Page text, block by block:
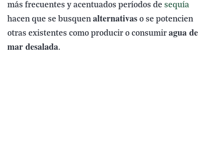
más frecuentes y acentuados períodos de sequía
hacen que se busquen alternativas o se potencien
otras existentes como producir o consumir agua de
mar desalada.